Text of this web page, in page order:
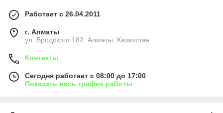
Работает с 26.04.2011
г. Алматы
ул. Бродского 182, Алматы, Казахстан
Контакты
Сегодня работает с 08:00 до 17:00
Показать весь график работы